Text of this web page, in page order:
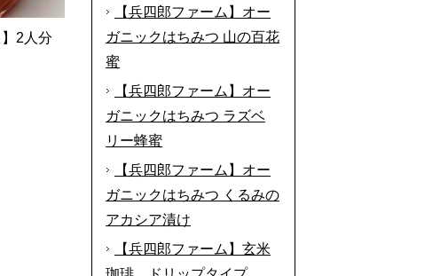
2人分
【兵四郎ファーム】オー
ガニックはちみつ 山の百花
蜜
【兵四郎ファーム】オー
ガニックはちみつ ラズベ
リー蜂蜜
【兵四郎ファーム】オー
ガニックはちみつ くるみの
アカシア漬け
【兵四郎ファーム】玄米